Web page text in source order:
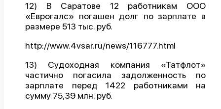
12) В Саратове 12 работникам ООО
«Еврогалс» погашен долг по зарплате в
размере 513 тыс. руб.
http://www.4vsar.ru/news/116777.html
13) Судоходная компания «Татфлот»
частично погасила задолженность по
зарплате перед 1422 работниками на
сумму 75,39 млн. руб.